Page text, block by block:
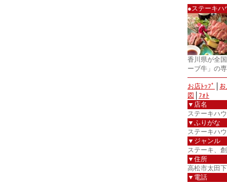
●ステーキ
香川県が全
ーブ牛」の
お店ﾄｯﾌﾟ
図
ﾌｫﾄ
▼店名
ステーキハ
▼ふりがな
ステーキハ
▼ジャンル
ステーキ、
▼住所
高松市太田
▼電話